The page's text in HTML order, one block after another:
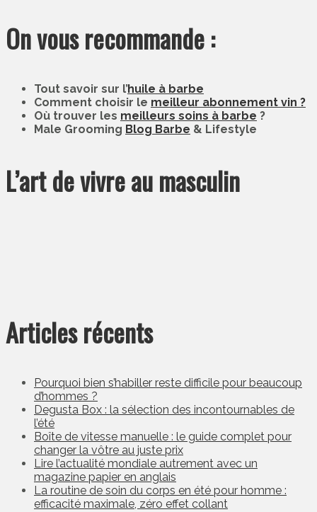
On vous recommande :
Tout savoir sur l’huile à barbe
Comment choisir le meilleur abonnement vin ?
Où trouver les meilleurs soins à barbe ?
Male Grooming Blog Barbe & Lifestyle
L’art de vivre au masculin
Articles récents
Pourquoi bien s’habiller reste difficile pour beaucoup
d’hommes ?
Degusta Box : la sélection des incontournables de
l’été
Boîte de vitesse manuelle : le guide complet pour
changer la vôtre au juste prix
Lire l’actualité mondiale autrement avec un
magazine papier en anglais
La routine de soin du corps en été pour homme :
efficacité maximale, zéro effet collant